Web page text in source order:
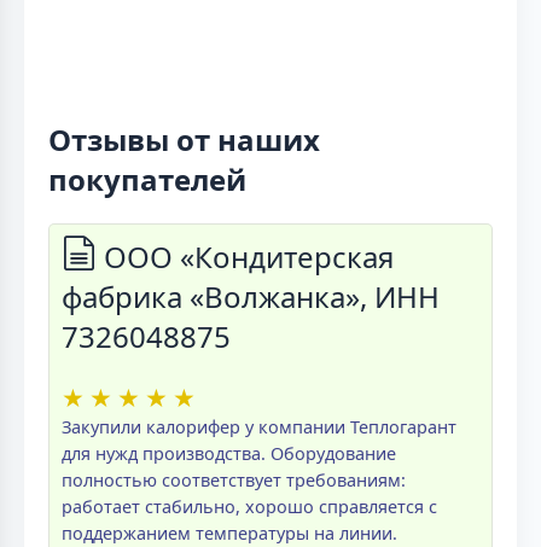
Отзывы от наших
покупателей
ООО «Кондитерская
фабрика «Волжанка», ИНН
7326048875
★ ★ ★ ★ ★
Закупили калорифер у компании Теплогарант
для нужд производства. Оборудование
полностью соответствует требованиям:
работает стабильно, хорошо справляется с
поддержанием температуры на линии.